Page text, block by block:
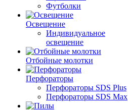
Футболки
Освещение
Индивидуальное
освещение
Отбойные молотки
Перфораторы
Перфораторы SDS Plus
Перфораторы SDS Max